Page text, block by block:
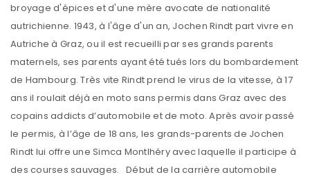
broyage d'épices et d'une mère avocate de nationalité
autrichienne. 1943, à l'âge d'un an, Jochen Rindt part vivre en
Autriche à Graz, ou il est recueilli par ses grands parents
maternels, ses parents ayant été tués lors du bombardement
de Hambourg. Très vite Rindt prend le virus de la vitesse, à 17
ans il roulait déjà en moto sans permis dans Graz avec des
copains addicts d’automobile et de moto. Après avoir passé
le permis, à l’âge de 18 ans, les grands-parents de Jochen
Rindt lui offre une Simca Montlhéry avec laquelle il participe à
des courses sauvages. Début de la carrière automobile